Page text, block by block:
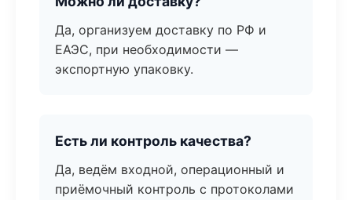
Да, организуем доставку по РФ и
ЕАЭС, при необходимости —
экспортную упаковку.
Есть ли контроль качества?
Да, ведём входной, операционный и
приёмочный контроль с протоколами